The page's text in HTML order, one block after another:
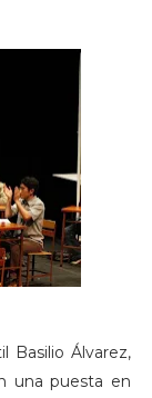
Basilio Álvarez,
una puesta en